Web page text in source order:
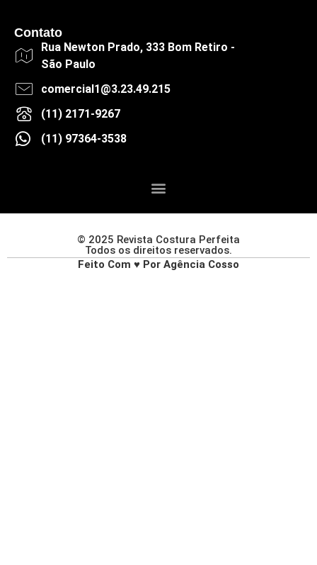
Contato
Rua Newton Prado, 333 Bom Retiro -
São Paulo
comercial1@3.23.49.215
(11) 2171-9267
(11) 97364-3538
© 2025 Revista Costura Perfeita
Todos os direitos reservados.
Feito Com ♥ Por Agência Cosso